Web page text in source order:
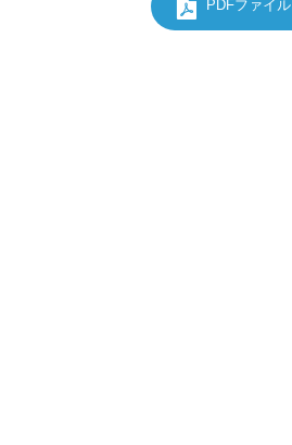
PDFファイ